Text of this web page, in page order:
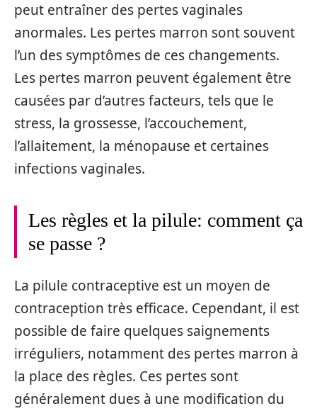
peut entraîner des pertes vaginales
anormales. Les pertes marron sont souvent
l’un des symptômes de ces changements.
Les pertes marron peuvent également être
causées par d’autres facteurs, tels que le
stress, la grossesse, l’accouchement,
l’allaitement, la ménopause et certaines
infections vaginales.
Les règles et la pilule: comment ça
se passe ?
La pilule contraceptive est un moyen de
contraception très efficace. Cependant, il est
possible de faire quelques saignements
irréguliers, notamment des pertes marron à
la place des règles. Ces pertes sont
généralement dues à une modification du